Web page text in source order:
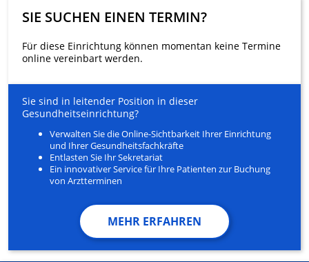
SIE SUCHEN EINEN TERMIN?
Für diese Einrichtung können momentan keine Termine
online vereinbart werden.
Sie sind in leitender Position in dieser
Gesundheitseinrichtung?
Verwalten Sie die Online-Sichtbarkeit Ihrer Einrichtung
und Ihrer Gesundheitsfachkräfte
Entlasten Sie Ihr Sekretariat
Ein innovativer Service für Ihre Patienten zur Buchung
von Arztterminen
MEHR ERFAHREN